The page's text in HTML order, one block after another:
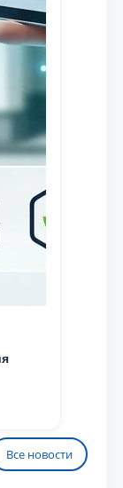
Все новости